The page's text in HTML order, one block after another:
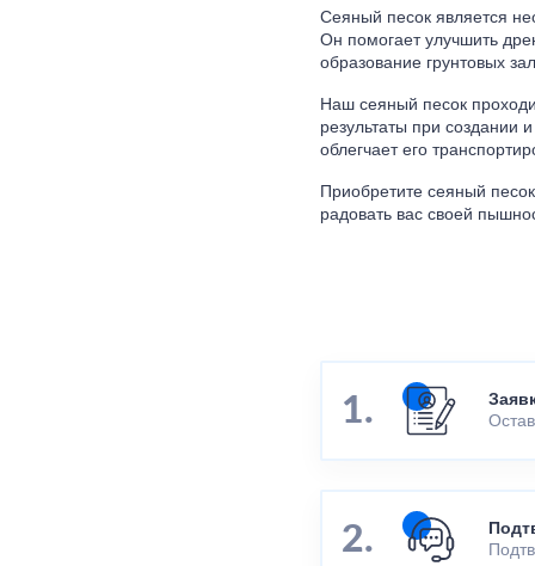
Сеяный песок является
Он помогает улучшить
образование грунтовых
Наш сеяный песок
результаты при создании
облегчает его
Приобретите сеяный
радовать вас своей